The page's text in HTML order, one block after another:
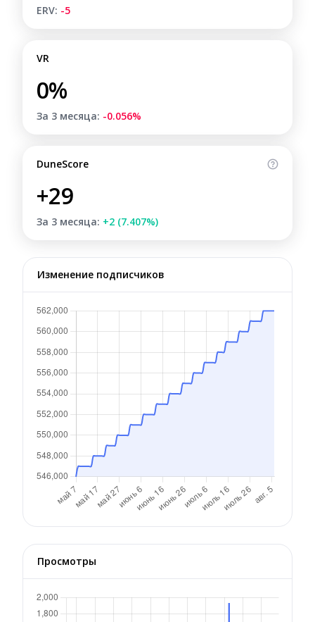
ERV: -5
VR
0%
За 3 месяца: -0.056%
DuneScore
+29
За 3 месяца: +2 (7.407%)
Изменение подписчиков
Просмотры